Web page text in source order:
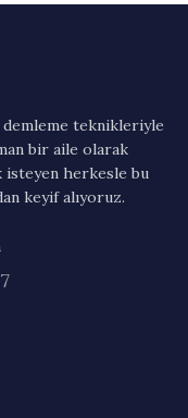
teknikleriyle
bir aile olarak
isteyen herkesle bu
keyif alıyoruz.